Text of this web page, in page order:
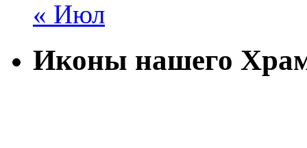
« Июл
Иконы нашего